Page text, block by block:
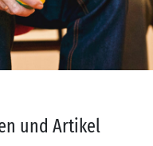
und Artikel